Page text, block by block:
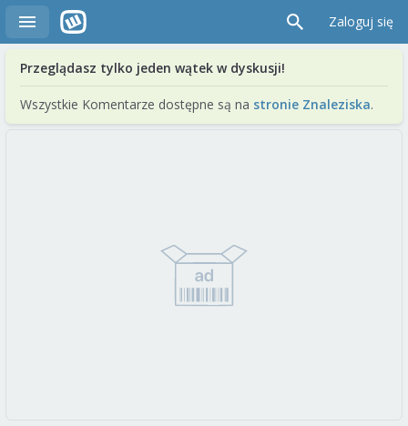
Zaloguj się
Przeglądasz tylko jeden wątek w dyskusji!
Wszystkie Komentarze dostępne są na stronie Znaleziska.